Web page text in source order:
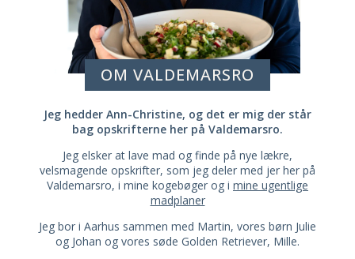
OM VALDEMARSRO
Jeg hedder Ann-Christine, og det er mig der står
bag opskrifterne her på Valdemarsro.
Jeg elsker at lave mad og finde på nye lækre,
velsmagende opskrifter, som jeg deler med jer her på
Valdemarsro, i mine kogebøger og i mine ugentlige
madplaner
Jeg bor i Aarhus sammen med Martin, vores børn Julie
og Johan og vores søde Golden Retriever, Mille.